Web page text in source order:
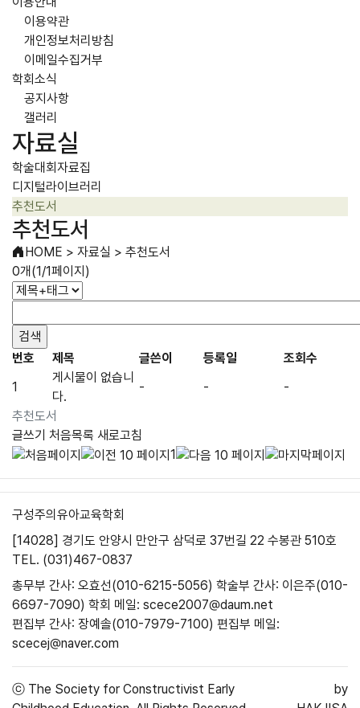
이용약관
개인정보처리방침
이메일수집거부
학회소식
공지사항
갤러리
자료실
학술대회자료집
디지털라이브러리
추천도서
추천도서
HOME > 자료실 > 추천도서
0개(1/1페이지)
추천도서
번호 제목 글쓴이 등록일
조회수
1
게시물이 없습니
다.
- - -
글쓰기 처음목록 새로고침
1
구성주의유아교육학회
[14028] 경기도 안양시 만안구 삼덕로 37번길 22 수봉관 510호
TEL. (031)467-0837
총무부 간사: 오효선(010-6215-5056) 학술부 간사: 이은주(010-
6697-7090) 학회 메일: scece2007@daum.net
편집부 간사: 장예솔(010-7979-7100) 편집부 메일:
scecej@naver.com
ⓒ The Society for Constructivist Early
by